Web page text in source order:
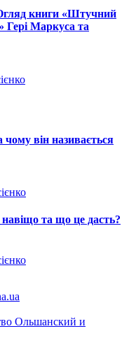
книги «Штучний
Гері Маркуса та
він називається
та що це даcть?